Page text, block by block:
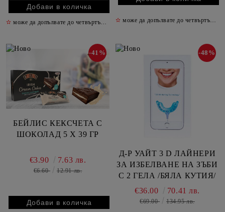
✫ може да допълвате до четвъртък включително ✫
✫ може да допълвате до четвъртък включително
БЕЙЛИС КЕКСЧЕТА С
ШОКОЛАД 5 Х 39 ГР
-41%
€3.90 7.63 лв.
€6.60 12.91 лв.
Д-Р УАЙТ 3 D ЛАЙНЕРИ
ЗА ИЗБЕЛВАНЕ НА ЗЪБИ
С 2 ГЕЛА /БЯЛА КУТИЯ/
-48%
€36.00 70.41 лв.
€69.00 134.95 лв.